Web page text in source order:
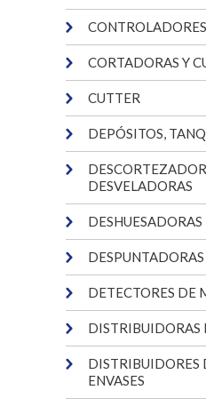
CORTADORAS Y
CUTTER
DEPÓSITOS,
DESVELADORAS
DESHUESADORAS
DESPUNTADORAS
DETECTORES DE
DISTRIBUIDORAS
DISTRIBUIDORES
ENVASES